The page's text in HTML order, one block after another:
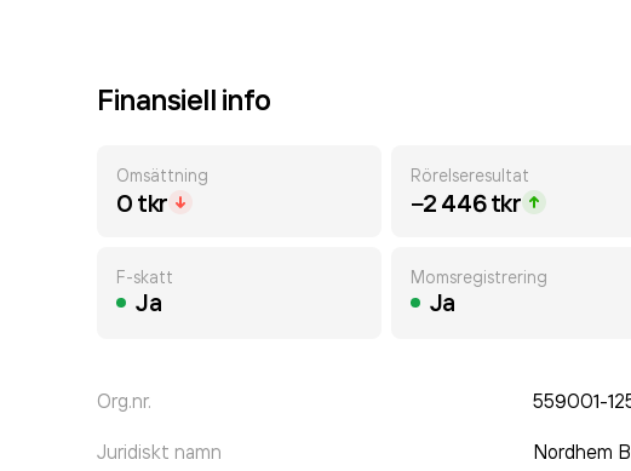
Finansiell info
Omsättning
0 tkr
Rörelseresultat
−2 446 tkr
F-skatt
Ja
Momsregistrering
Ja
Org.nr. 559001-
Juridiskt namn Nordhem